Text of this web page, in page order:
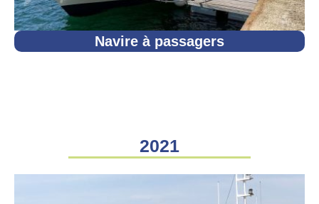
Navire à passagers
2021